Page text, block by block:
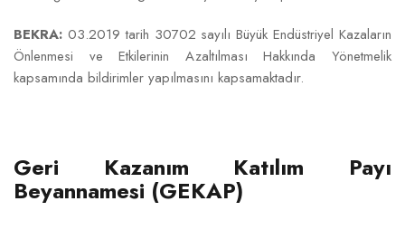
BEKRA: 03.2019 tarih 30702 sayılı Büyük Endüstriyel Kazaların
Önlenmesi ve Etkilerinin Azaltılması Hakkında Yönetmelik
kapsamında bildirimler yapılmasını kapsamaktadır.
Geri Kazanım Katılım Payı
Beyannamesi (GEKAP)